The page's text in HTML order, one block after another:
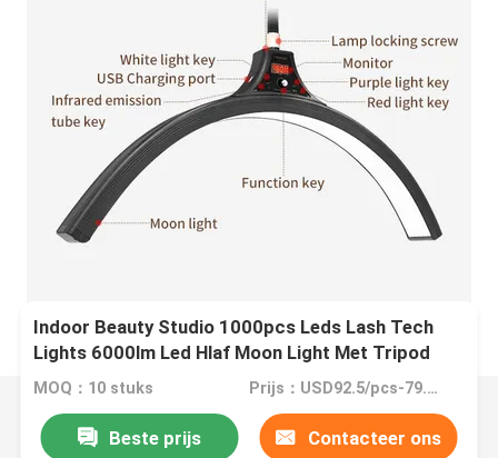
Indoor Beauty Studio 1000pcs Leds Lash Tech
Lights 6000lm Led Hlaf Moon Light Met Tripod
Stand
MOQ：10 stuks Prijs：USD92.5/pcs-79.8/pcs (10-100pcs)
Beste prijs Contacteer ons